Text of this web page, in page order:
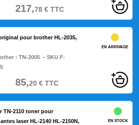
217,78€TTC
pour brother HL-2035,
:TN-2005 – SKU F-
EN ARRIVAGE
85,20€TTC
TN-2110 toner pour
laser HL-2140 HL-2150N,
EN STOCK